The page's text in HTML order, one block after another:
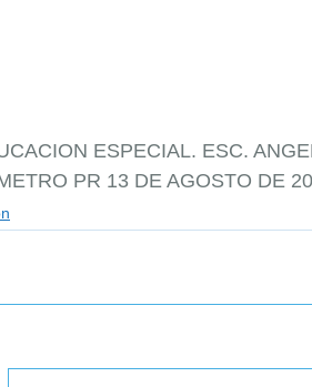
ESPECIAL. ESC.
PR 13 DE AGOSTO DE